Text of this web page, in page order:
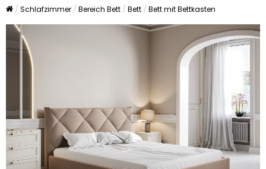
Schlafzimmer Bereich Bett Bett Bett mit Bettkasten